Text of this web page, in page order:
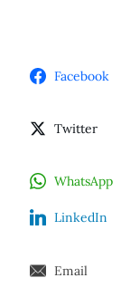
Facebook
Twitter
WhatsApp
LinkedIn
Email